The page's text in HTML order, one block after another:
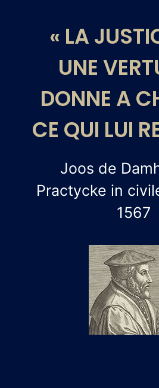
« LA
UNE
DONNE A
CE QUI LUI
Joos de
Practycke in
1567